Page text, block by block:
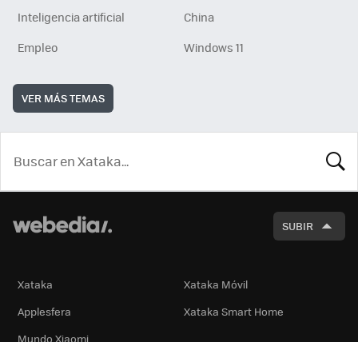
Inteligencia artificial
China
Empleo
Windows 11
VER MÁS TEMAS
SUBIR
Xataka
Xataka Móvil
Applesfera
Xataka Smart Home
Mundo Xiaomi